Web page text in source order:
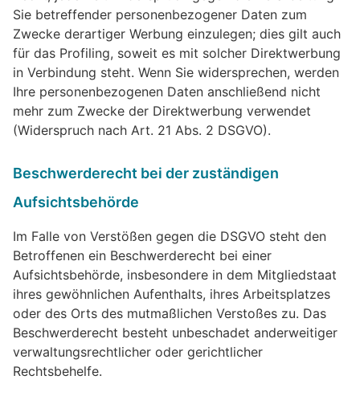
Sie betreffender personenbezogener Daten zum
Zwecke derartiger Werbung einzulegen; dies gilt auch
für das Profiling, soweit es mit solcher Direktwerbung
in Verbindung steht. Wenn Sie widersprechen, werden
Ihre personenbezogenen Daten anschließend nicht
mehr zum Zwecke der Direktwerbung verwendet
(Widerspruch nach Art. 21 Abs. 2 DSGVO).
Beschwerderecht bei der zuständigen
Aufsichtsbehörde
Im Falle von Verstößen gegen die DSGVO steht den
Betroffenen ein Beschwerderecht bei einer
Aufsichtsbehörde, insbesondere in dem Mitgliedstaat
ihres gewöhnlichen Aufenthalts, ihres Arbeitsplatzes
oder des Orts des mutmaßlichen Verstoßes zu. Das
Beschwerderecht besteht unbeschadet anderweitiger
verwaltungsrechtlicher oder gerichtlicher
Rechtsbehelfe.